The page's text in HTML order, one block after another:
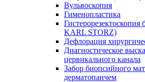
Вульвоскопия
Гименопластика
Гистерорезектоскопия
KARL STORZ)
Дефлорация
Диагностическое
цервикального канала
Забор биопсийного
дерматопанчем